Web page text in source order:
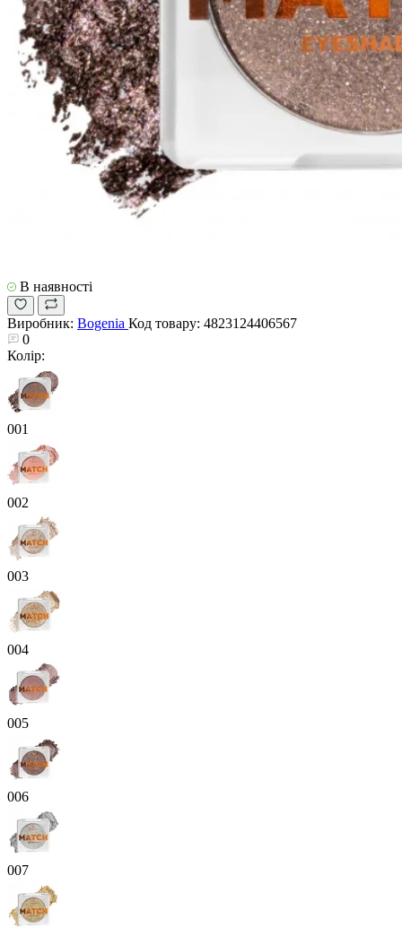
В наявності
Виробник: Bogenia Код товару: 4823124406567
0
Колір:
001
002
003
004
005
006
007